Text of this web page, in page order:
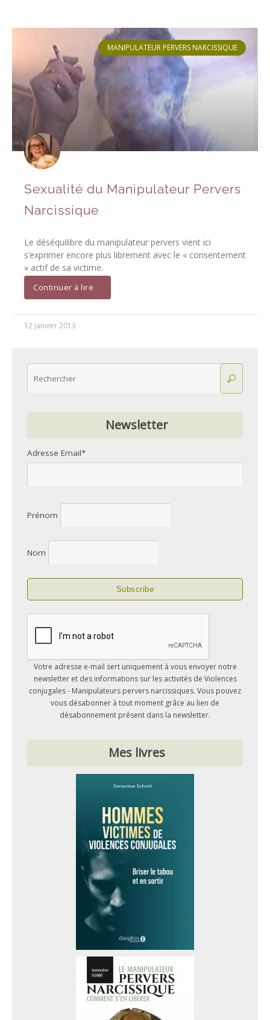
MANIPULATEUR PERVERS NARCISSIQUE
Sexualité du Manipulateur Pervers
Narcissique
Le déséquilibre du manipulateur pervers vient ici
s’exprimer encore plus librement avec le « consentement
» actif de sa victime.
Continuer à lire
12 janvier 2013
Newsletter
Adresse Email*
Prénom
Nom
Votre adresse e-mail sert uniquement à vous envoyer notre
newsletter et des informations sur les activités de Violences
conjugales - Manipulateurs pervers narcissiques. Vous pouvez
vous désabonner à tout moment grâce au lien de
désabonnement présent dans la newsletter.
Mes livres